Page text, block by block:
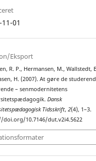
01
Eksport
R. P., Hermansen, M., Wallstedt,
H. (2007). At gøre de
– senmodernitetens
Dansk
Tidsskrift,2(4), 1–3.
doi.org/10.7146/dut.v2i4.5622